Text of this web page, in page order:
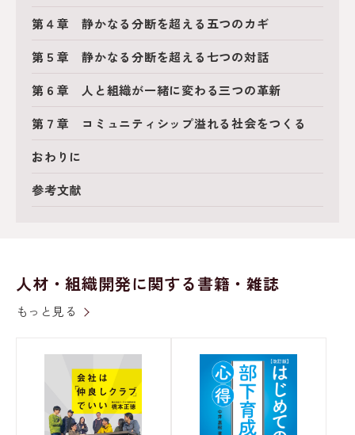
第４章 静かなる分断を超える五つのカギ
第５章 静かなる分断を超える七つの対話
第６章 人と組織が一緒に変わる三つの革新
第７章 コミュニティシップ溢れる社会をつくる
おわりに
参考文献
人材・組織開発に関する書籍・雑誌
もっと見る